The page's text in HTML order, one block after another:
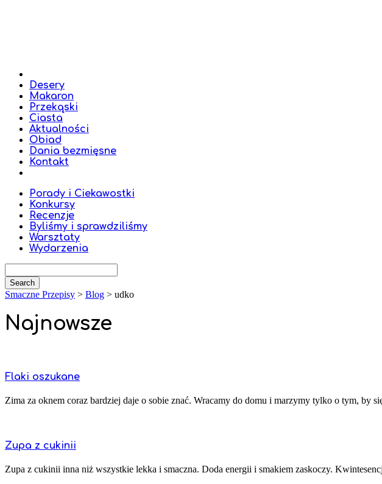
Desery
Makaron
Przekąski
Ciasta
Aktualności
Obiad
Dania bezmięsne
Kontakt
Porady i Ciekawostki
Konkursy
Recenzje
Byliśmy i sprawdziliśmy
Warsztaty
Wydarzenia
Smaczne Przepisy > Blog > udko
Najnowsze
Flaki oszukane
Zima za oknem coraz bardziej daje o sobie znać. Wracamy do domu i marzymy tylko o tym, by
Zupa z cukinii
Zupa z cukinii inna niż wszystkie lekka i smaczna. Doda energii i smakiem zaskoczy.